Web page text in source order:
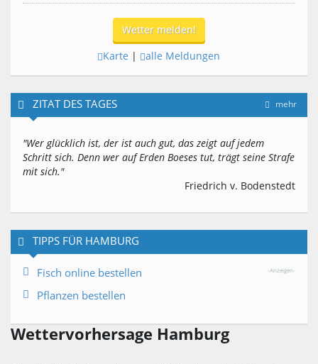
Wetter melden!
Karte | alle Meldungen
mehr
ZITAT DES TAGES
"Wer glücklich ist, der ist auch gut, das zeigt auf jedem
Schritt sich. Denn wer auf Erden Boeses tut, trägt seine Strafe
mit sich."
Friedrich v. Bodenstedt
TIPPS FÜR HAMBURG
-Anzeigen-
Fisch online bestellen
Pflanzen bestellen
Wettervorhersage Hamburg